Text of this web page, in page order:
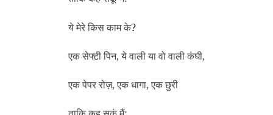
ये मेरे किस काम के?
एक सेफ्टी पिन, ये वाली या वो वाली कंघी,
एक पेपर रोज़, एक धागा, एक छुरी